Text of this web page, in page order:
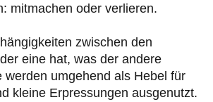
mitmachen oder verlieren.
zwischen den
eine hat, was der andere
werden umgehend als Hebel für
kleine Erpressungen ausgenutzt.